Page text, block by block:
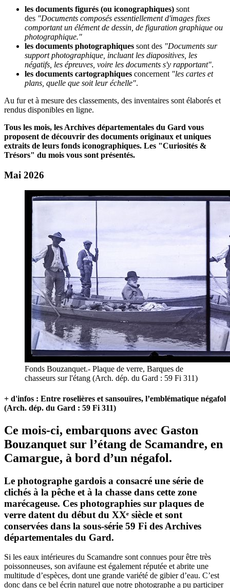
les documents figurés (ou iconographiques) sont
des "Documents composés essentiellement d'images fixes
comportant un élément de dessin, de figuration graphique ou
photographique."
les documents photographiques sont des "Documents sur
support photographique, incluant les diapositives, les
négatifs, les épreuves, voire les documents s'y rapportant".
les documents cartographiques concernent "les cartes et
plans, quelle que soit leur échelle".
Au fur et à mesure des classements, des inventaires sont élaborés et
rendus disponibles en ligne.
Tous les mois, les Archives départementales du Gard vous
proposent de découvrir des documents originaux et uniques
extraits de leurs fonds iconographiques. Les "Curiosités &
Trésors" du mois vous sont présentés.
Mai 2026
Fonds Bouzanquet.- Plaque de verre, Barques de
chasseurs sur l'étang (Arch. dép. du Gard : 59 Fi 311)
+ d'infos : Entre roselières et sansouïres, l’emblématique négafol
(Arch. dép. du Gard : 59 Fi 311)
Ce mois-ci, embarquons avec Gaston
Bouzanquet sur l’étang de Scamandre, en
Camargue, à bord d’un négafol.
Le photographe gardois a consacré une série de
clichés à la pêche et à la chasse dans cette zone
marécageuse. Ces photographies sur plaques de
verre datent du début du XXᵉ siècle et sont
conservées dans la sous-série 59 Fi des Archives
départementales du Gard.
Si les eaux intérieures du Scamandre sont connues pour être très
poissonneuses, son avifaune est également réputée et abrite une
multitude d’espèces, dont une grande variété de gibier d’eau. C’est
donc dans ce bel écrin naturel que notre photographe a pu participer